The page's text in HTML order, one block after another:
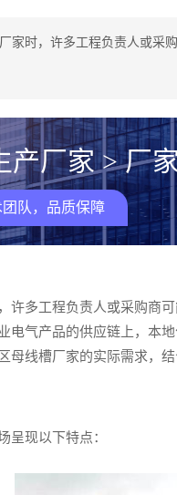
家时，许多工程负责人或采
产厂家 > 厂
队，品质保障
许多工程负责人或采购商
电气产品的供应链上，本
母线槽厂家的实际需求，
呈现以下特点：